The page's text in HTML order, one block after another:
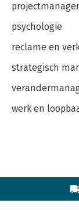
psychologie
reclame en
strategisch
werk en